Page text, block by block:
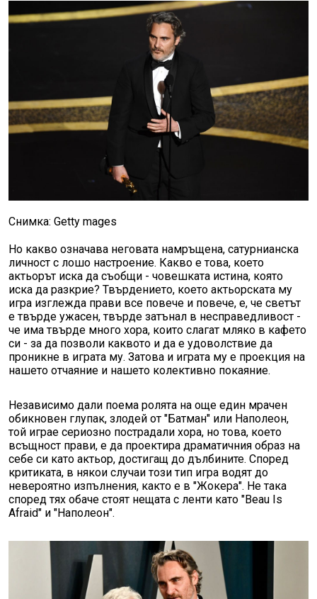
Снимка: Getty mages
Но какво означава неговата намръщена, сатурнианска
личност с лошо настроение. Какво е това, което
актьорът иска да съобщи - човешката истина, която
иска да разкрие? Твърдението, което актьорската му
игра изглежда прави все повече и повече, е, че светът
е твърде ужасен, твърде затънал в несправедливост -
че има твърде много хора, които слагат мляко в кафето
си - за да позволи каквото и да е удоволствие да
проникне в играта му. Затова и играта му е проекция на
нашето отчаяние и нашето колективно покаяние.
Независимо дали поема ролята на още един мрачен
обикновен глупак, злодей от "Батман" или Наполеон,
той играе сериозно пострадали хора, но това, което
всъщност прави, е да проектира драматичния образ на
себе си като актьор, достигащ до дълбините. Според
критиката, в някои случаи този тип игра водят до
невероятно изпълнения, както е в "Жокера". Не така
според тях обаче стоят нещата с ленти като "Beau Is
Afraid" и "Наполеон".